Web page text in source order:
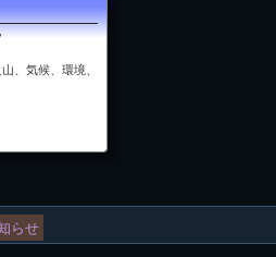
60周年
昭和18年卒業アル
バム
栗林氏所蔵
と文化祭
生実移転
、気候、環境、
らせ